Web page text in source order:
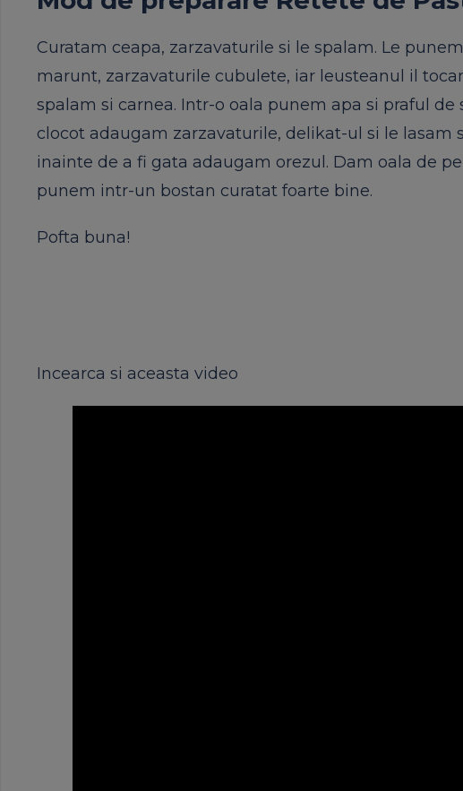
Curatam ceapa, zarzavaturile si le spalam. Le
marunt, zarzavaturile cubulete, iar leusteanul il
spalam si carnea. Intr-o oala punem apa si praful
clocot adaugam zarzavaturile, delikat-ul si le lasam
inainte de a fi gata adaugam orezul. Dam oala de
punem intr-un bostan curatat foarte bine.
Pofta buna!
Incearca si aceasta video